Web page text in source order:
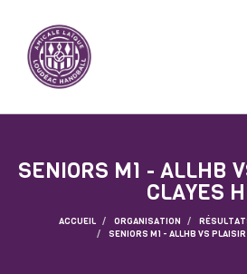
SENIORS M1 - ALLHB
CLAYES
ACCUEIL ORGANISATION
SENIORS M1 - ALLHB VS PLAISIR